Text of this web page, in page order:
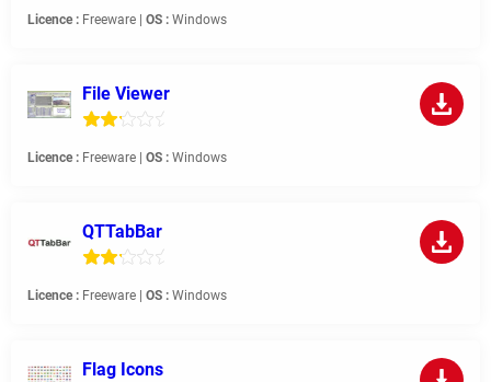
Licence : Freeware | OS : Windows
File Viewer
Licence : Freeware | OS : Windows
QTTabBar
Licence : Freeware | OS : Windows
Flag Icons